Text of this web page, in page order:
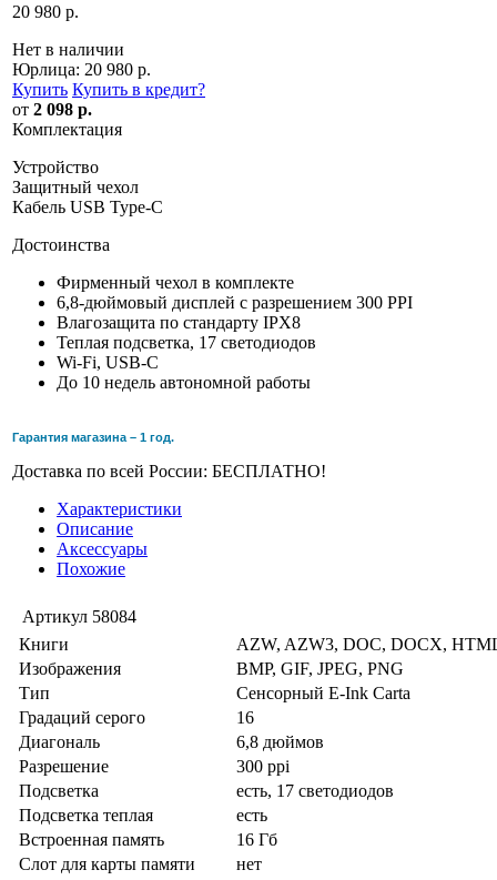
20 980 р.
Нет в наличии
Юрлица: 20 980 р.
Купить Купить в кредит?
от 2 098 р.
Комплектация
Устройство
Защитный чехол
Кабель USB Type-C
Достоинства
Фирменный чехол в комплекте
6,8-дюймовый дисплей с разрешением 300 PPI
Влагозащита по стандарту IPX8
Теплая подсветка, 17 светодиодов
Wi-Fi, USB-C
До 10 недель автономной работы
Гарантия магазина – 1 год.
Доставка по всей России: БЕСПЛАТНО!
Характеристики
Описание
Аксессуары
Похожие
Артикул 58084
Книги
AZW, AZW3, DOC, DOCX,
Изображения
BMP, GIF, JPEG, PNG
Тип
Сенсорный E-Ink Carta
Градаций серого
16
Диагональ
6,8 дюймов
Разрешение
300 ppi
Подсветка
есть, 17 светодиодов
Подсветка теплая
есть
Встроенная память
16 Гб
Слот для карты памяти
нет